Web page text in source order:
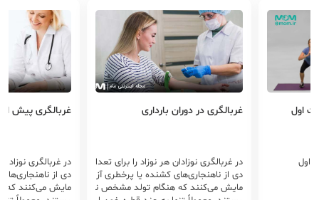
اول غربالگری در دوران بارداری
در غربالگری نوزادان هر نوزاد را برای تعدا
دی از ناهنجاری‌های کشنده یا پرخطری آز
مایش می‌کنند که هنگام تولد مشخص ن
غربالگری پیش از
در غربالگری
دی از
مایش می‌کنند که